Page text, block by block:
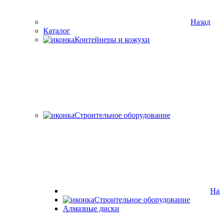
Назад
Каталог
Контейнеры и кожухи
Строительное оборудование
Строительное оборудование
Алмазные диски